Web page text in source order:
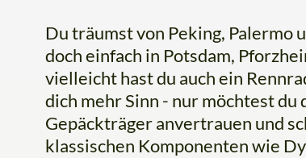
Du träumst von Peking, Palermo
doch einfach in Potsdam,
vielleicht hast du auch ein
dich mehr Sinn - nur möchtest
Gepäckträger anvertrauen und
klassischen Komponenten wie